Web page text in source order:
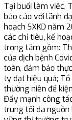
Tại buổi làm việc,
báo cáo với lãnh
hoạch SXKD năm
các chỉ tiêu, kế
trọng tâm gồm:
của dịch bệnh
toàn, đảm bảo
ty đạt hiệu quả;
thường niên để
Đẩy mạnh công
trung tối đa nguồn